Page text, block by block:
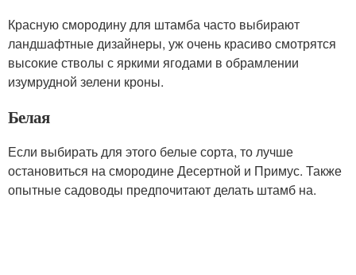
Красную смородину для штамба часто выбирают
ландшафтные дизайнеры, уж очень красиво смотрятся
высокие стволы с яркими ягодами в обрамлении
изумрудной зелени кроны.
Белая
Если выбирать для этого белые сорта, то лучше
остановиться на смородине Десертной и Примус. Также
опытные садоводы предпочитают делать штамб на.